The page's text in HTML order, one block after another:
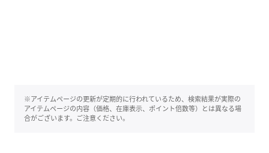
※アイテムページの更新が定期的に行われているため、検索結果が実際の
アイテムページの内容（価格、在庫表示、ポイント倍数等）とは異なる場
合がございます。ご注意ください。